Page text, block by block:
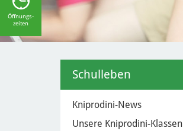
Schulleben
Kniprodini-News
Unsere Kniprodini-Klassen
Öffnungs-
zeiten